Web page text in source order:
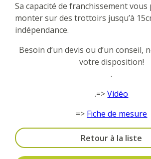
Sa capacité de franchissement vous
monter sur des trottoirs jusqu’à
indépendance.
Besoin d’un devis ou d’un conseil,
votre disposition!
.
.=>Vidéo
=> Fiche de mesure
Retour à la liste